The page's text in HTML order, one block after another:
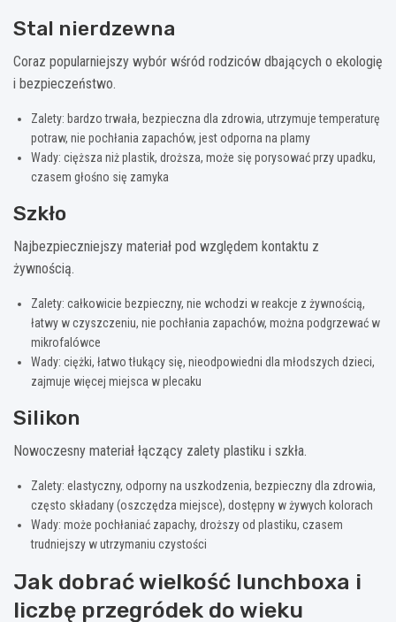
Stal nierdzewna
Coraz popularniejszy wybór wśród rodziców dbających o ekologię
i bezpieczeństwo.
Zalety: bardzo trwała, bezpieczna dla zdrowia, utrzymuje temperaturę
potraw, nie pochłania zapachów, jest odporna na plamy
Wady: cięższa niż plastik, droższa, może się porysować przy upadku,
czasem głośno się zamyka
Szkło
Najbezpieczniejszy materiał pod względem kontaktu z
żywnością.
Zalety: całkowicie bezpieczny, nie wchodzi w reakcje z żywnością,
łatwy w czyszczeniu, nie pochłania zapachów, można podgrzewać w
mikrofalówce
Wady: ciężki, łatwo tłukący się, nieodpowiedni dla młodszych dzieci,
zajmuje więcej miejsca w plecaku
Silikon
Nowoczesny materiał łączący zalety plastiku i szkła.
Zalety: elastyczny, odporny na uszkodzenia, bezpieczny dla zdrowia,
często składany (oszczędza miejsce), dostępny w żywych kolorach
Wady: może pochłaniać zapachy, droższy od plastiku, czasem
trudniejszy w utrzymaniu czystości
Jak dobrać wielkość lunchboxa i
liczbę przegródek do wieku